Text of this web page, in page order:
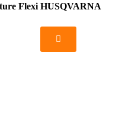
Flexi HUSQVARNA